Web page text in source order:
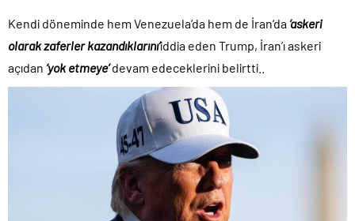
Savaşın kazananı 93 milyar dolar ile dev petrol şirketleri oldu!.
Kendi döneminde hem Venezuela’da hem de İran’da‘askeri
olarak zaferler kazandıklarını’iddia eden Trump, İran’ı askeri
açıdan ‘yok etmeye’devam edeceklerini belirtti..